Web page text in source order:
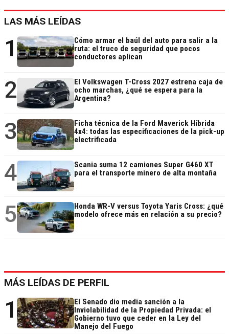
LAS MÁS LEÍDAS
1
Cómo armar el baúl del auto para salir a la
ruta: el truco de seguridad que pocos
conductores aplican
2
El Volkswagen T-Cross 2027 estrena caja de
ocho marchas, ¿qué se espera para la
Argentina?
3
Ficha técnica de la Ford Maverick Híbrida
4x4: todas las especificaciones de la pick-up
electrificada
4
Scania suma 12 camiones Super G460 XT
para el transporte minero de alta montaña
5
Honda WR-V versus Toyota Yaris Cross: ¿qué
modelo ofrece más en relación a su precio?
MÁS LEÍDAS DE PERFIL
1
El Senado dio media sanción a la
Inviolabilidad de la Propiedad Privada: el
Gobierno tuvo que ceder en la Ley del
Manejo del Fuego